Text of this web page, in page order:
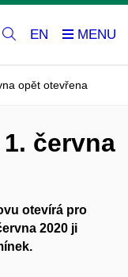
EN
opět otevřena
června
otevírá pro
2020 ji